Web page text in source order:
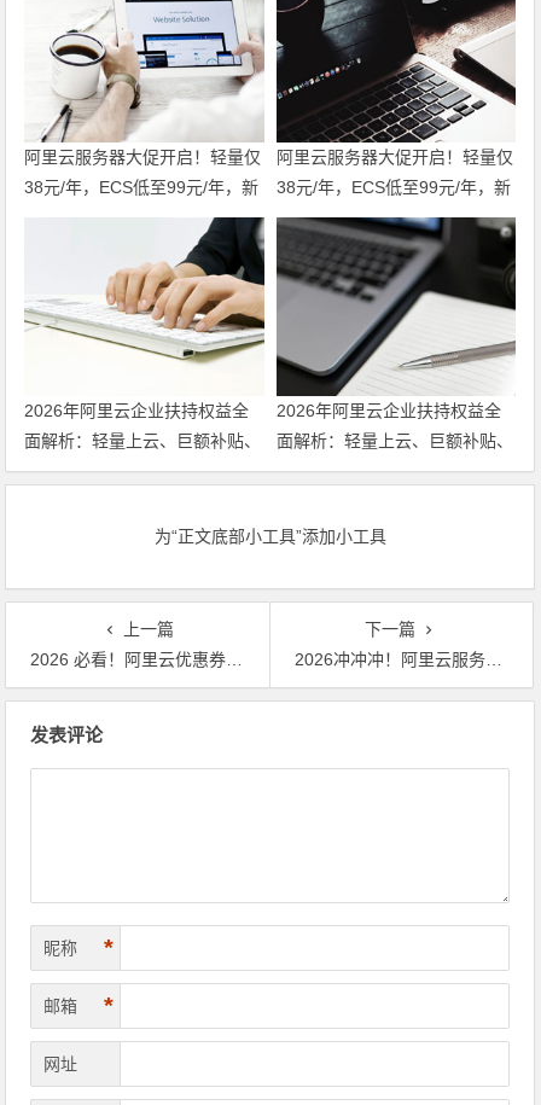
阿里云服务器大促开启！轻量仅
38元/年，ECS低至99元/年，新
老用户同享福利！u2i年付3折
起，更有第九代c9i/g9i/r9i企业
级实例限时特惠，不容错过！领
代金券
阿里云服务器大促开启！轻量仅
38元/年，ECS低至99元/年，新
老用户同享福利！u2i年付3折
起，更有第九代c9i/g9i/r9i企业
级实例限时特惠，不容错过！
2026年阿里云企业扶持权益全
面解析：轻量上云、巨额补贴、
专家护航三箭齐发 领代金券
2026年阿里云企业扶持权益全
面解析：轻量上云、巨额补贴、
专家护航三箭齐发
为“正文底部小工具”添加小工具
上一篇
2026 必看！阿里云优惠券全攻略，代金券、提货券、储值卡轻松领用
下一篇
2026冲冲冲！阿里云服务器购买全攻略，新老用户省钱大招全公开
发表评论
昵称 *
邮箱 *
网址